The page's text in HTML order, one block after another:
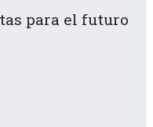
para el futuro